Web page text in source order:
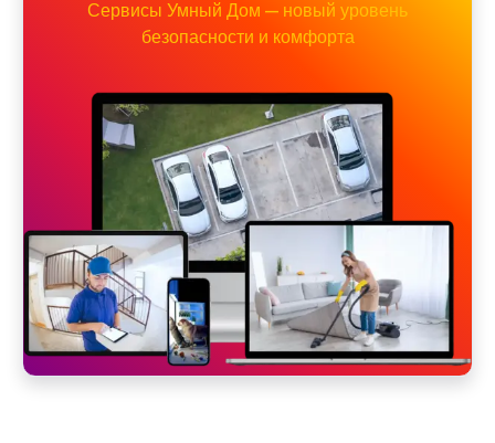
Сервисы Умный Дом — новый уровень
безопасности и комфорта